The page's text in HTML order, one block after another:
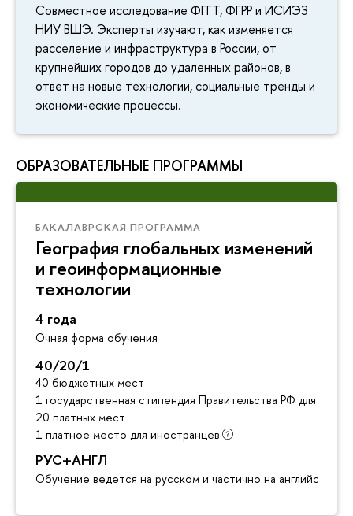
Совместное исследование ФГГТ, ФГРР и ИСИЭЗ
НИУ ВШЭ. Эксперты изучают, как изменяется
расселение и инфраструктура в России, от
крупнейших городов до удаленных районов, в
ответ на новые технологии, социальные тренды и
экономические процессы.
ОБРАЗОВАТЕЛЬНЫЕ ПРОГРАММЫ
БАКАЛАВРСКАЯ ПРОГРАММА
География глобальных изменений
и геоинформационные
технологии
4 года
Очная форма обучения
40/20/1
40 бюджетных мест
1 государственная стипендия Правительства РФ для
20 платных мест
1 платное место для иностранцев
РУС+АНГЛ
Обучение ведется на русском и частично на английском